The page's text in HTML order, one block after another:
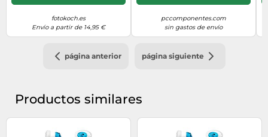
fotokoch.es
Envío a partir de 14,95 €
pccomponentes.com
sin gastos de envío
página anterior página siguiente
Productos similares